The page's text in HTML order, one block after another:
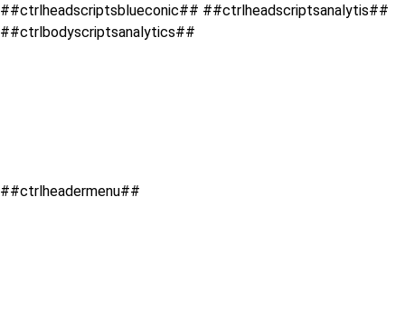
##ctrlheadscriptsblueconic## ##ctrlheadscriptsanalytis##
##ctrlbodyscriptsanalytics##
##ctrlheadermenu##